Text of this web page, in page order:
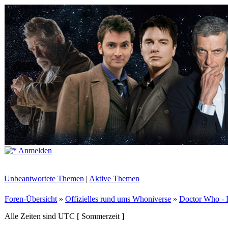
Anmelden
Unbeantwortete Themen | Aktive Themen
Foren-Übersicht » Offizielles rund ums Whoniverse » Doctor Who -
Alle Zeiten sind UTC [ Sommerzeit ]